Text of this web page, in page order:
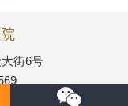
街6号